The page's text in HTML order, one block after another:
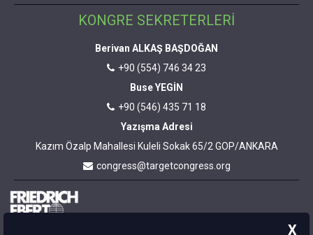
X
KONGRE SEKRETERLERİ
Berivan ALKAŞ BAŞDOĞAN
+90 (554) 746 34 23
Buse YEGİN
+90 (546) 435 71 18
Yazışma Adresi
Kazım Özalp Mahallesi Kuleli Sokak 65/2 GOP/ANKARA
congress@targetcongress.org